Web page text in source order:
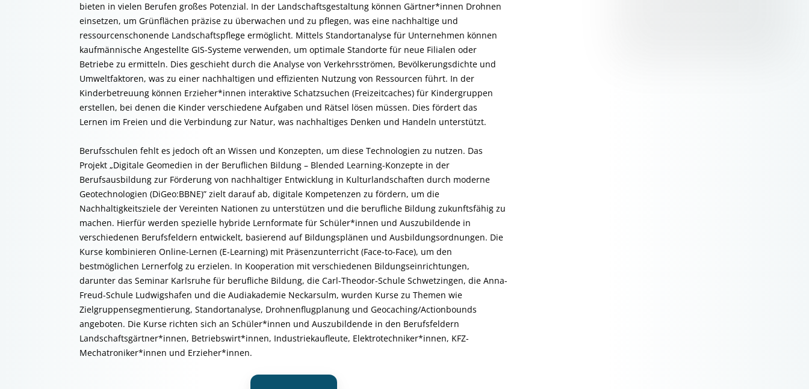
bieten in vielen Berufen großes Potenzial. In der Landschaftsgestaltung können Gärtner*innen Drohnen
einsetzen, um Grünflächen präzise zu überwachen und zu pflegen, was eine nachhaltige und
ressourcenschonende Landschaftspflege ermöglicht. Mittels Standortanalyse für Unternehmen können
kaufmännische Angestellte GIS-Systeme verwenden, um optimale Standorte für neue Filialen oder
Betriebe zu ermitteln. Dies geschieht durch die Analyse von Verkehrsströmen, Bevölkerungsdichte und
Umweltfaktoren, was zu einer nachhaltigen und effizienten Nutzung von Ressourcen führt. In der
Kinderbetreuung können Erzieher*innen interaktive Schatzsuchen (Freizeitcaches) für Kindergruppen
erstellen, bei denen die Kinder verschiedene Aufgaben und Rätsel lösen müssen. Dies fördert das
Lernen im Freien und die Verbindung zur Natur, was nachhaltiges Denken und Handeln unterstützt.
Berufsschulen fehlt es jedoch oft an Wissen und Konzepten, um diese Technologien zu nutzen. Das
Projekt „Digitale Geomedien in der Beruflichen Bildung – Blended Learning-Konzepte in der
Berufsausbildung zur Förderung von nachhaltiger Entwicklung in Kulturlandschaften durch moderne
Geotechnologien (DiGeo:BBNE)” zielt darauf ab, digitale Kompetenzen zu fördern, um die
Nachhaltigkeitsziele der Vereinten Nationen zu unterstützen und die berufliche Bildung zukunftsfähig zu
machen. Hierfür werden spezielle hybride Lernformate für Schüler*innen und Auszubildende in
verschiedenen Berufsfeldern entwickelt, basierend auf Bildungsplänen und Ausbildungsordnungen. Die
Kurse kombinieren Online-Lernen (E-Learning) mit Präsenzunterricht (Face-to-Face), um den
bestmöglichen Lernerfolg zu erzielen. In Kooperation mit verschiedenen Bildungseinrichtungen,
darunter das Seminar Karlsruhe für berufliche Bildung, die Carl-Theodor-Schule Schwetzingen, die Anna-
Freud-Schule Ludwigshafen und die Audiakademie Neckarsulm, wurden Kurse zu Themen wie
Zielgruppensegmentierung, Standortanalyse, Drohnenflugplanung und Geocaching/Actionbounds
angeboten. Die Kurse richten sich an Schüler*innen und Auszubildende in den Berufsfeldern
Landschaftsgärtner*innen, Betriebswirt*innen, Industriekaufleute, Elektrotechniker*innen, KFZ-
Mechatroniker*innen und Erzieher*innen.